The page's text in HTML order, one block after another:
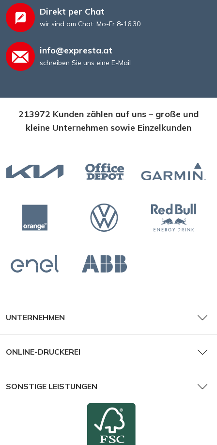
Direkt per Chat
wir sind am Chat: Mo-Fr 8-16:30
info@expresta.at
schreiben Sie uns eine E-Mail
213972 Kunden zählen auf uns – große und
kleine Unternehmen sowie Einzelkunden
UNTERNEHMEN
ONLINE-DRUCKEREI
SONSTIGE LEISTUNGEN